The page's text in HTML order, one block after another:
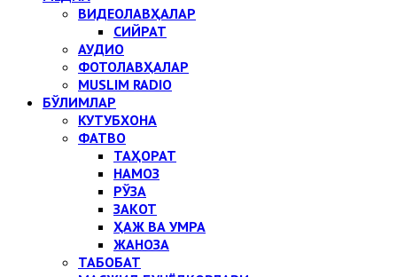
ВИДЕОЛАВҲАЛАР
СИЙРАТ
АУДИО
ФОТОЛАВҲАЛАР
MUSLIM RADIO
БЎЛИМЛАР
КУТУБХОНА
ФАТВО
ТАҲОРАТ
НАМОЗ
РЎЗА
ЗАКОТ
ҲАЖ ВА УМРА
ЖАНОЗА
ТАБОБАТ